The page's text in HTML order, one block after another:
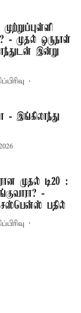
- முதல் ஒருநாள்
இன்று
- இங்கிலாந்து
முதல் டி20 :
-
பதில்